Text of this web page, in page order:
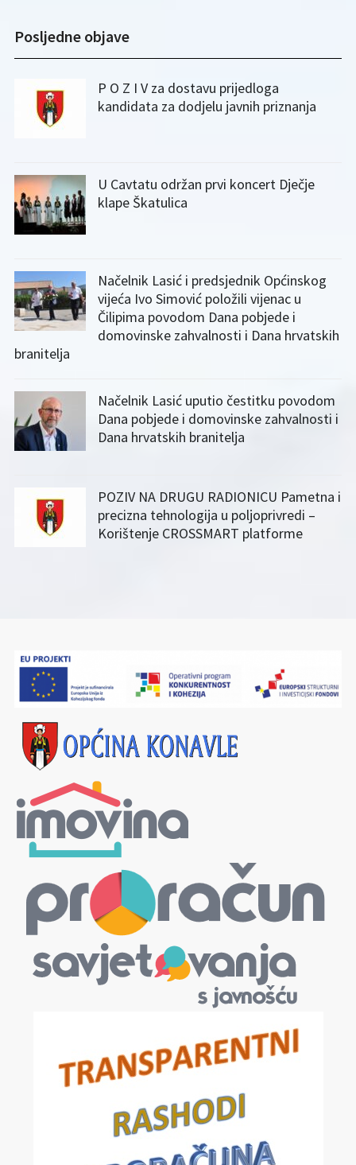
Posljedne objave
P O Z I V za dostavu prijedloga
kandidata za dodjelu javnih priznanja
U Cavtatu održan prvi koncert Dječje
klape Škatulica
Načelnik Lasić i predsjednik Općinskog
vijeća Ivo Simović položili vijenac u
Čilipima povodom Dana pobjede i
domovinske zahvalnosti i Dana hrvatskih
branitelja
Načelnik Lasić uputio čestitku povodom
Dana pobjede i domovinske zahvalnosti i
Dana hrvatskih branitelja
POZIV NA DRUGU RADIONICU Pametna i
precizna tehnologija u poljoprivredi –
Korištenje CROSSMART platforme